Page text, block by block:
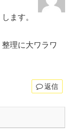
ます。
理に大ワラワ
返信